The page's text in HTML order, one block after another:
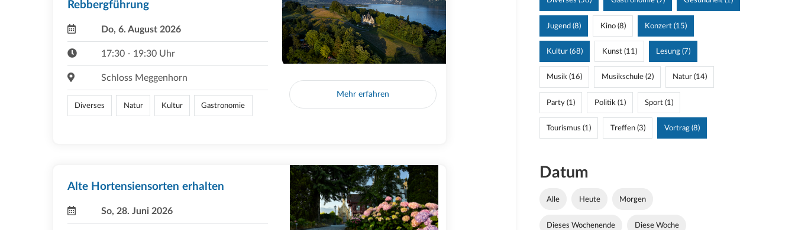
Rebbergführung
Do, 6. August 2026
17:30 - 19:30 Uhr
Schloss Meggenhorn
Diverses Natur Kultur Gastronomie
Mehr erfahren
Alte Hortensiensorten erhalten
So, 28. Juni 2026
Jugend (8) Kino (8) Konzert (15)
Kultur (68) Kunst (11) Lesung (7)
Musik (16) Musikschule (2) Natur (14)
Party (1) Politik (1) Sport (1)
Tourismus (1) Treffen (3) Vortrag (8)
Datum
Alle Heute Morgen
Dieses Wochenende Diese Woche